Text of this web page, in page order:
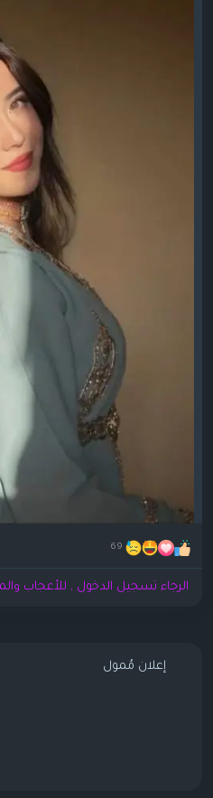
69
الرجاء تسجيل الدخول , للأعجاب
إعلان مُمول